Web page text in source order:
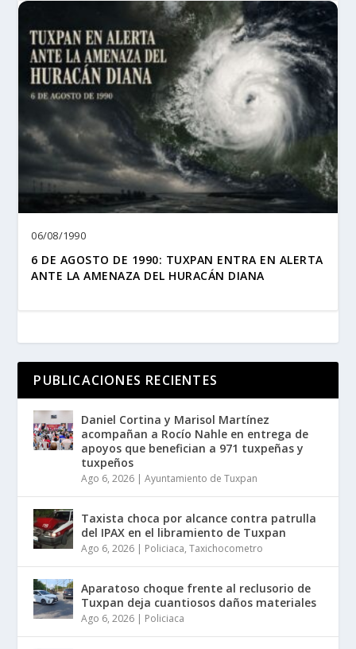
06/08/1990
6 DE AGOSTO DE 1990: TUXPAN ENTRA EN ALERTA
ANTE LA AMENAZA DEL HURACÁN DIANA
PUBLICACIONES RECIENTES
Daniel Cortina y Marisol Martínez
acompañan a Rocío Nahle en entrega de
apoyos que benefician a 971 tuxpeñas y
tuxpeños
Ago 6, 2026 |Ayuntamiento de Tuxpan
Taxista choca por alcance contra patrulla
del IPAX en el libramiento de Tuxpan
Ago 6, 2026 | Policiaca,Taxichocometro
Aparatoso choque frente al reclusorio de
Tuxpan deja cuantiosos daños materiales
Ago 6, 2026 | Policiaca